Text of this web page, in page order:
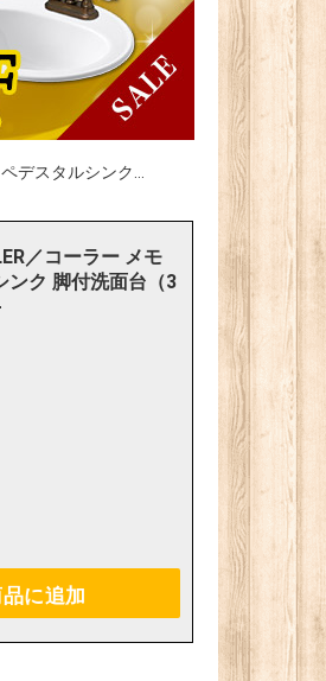
デスタルシンク...
／コーラー メモ
ンク 脚付洗面台（3
に追加